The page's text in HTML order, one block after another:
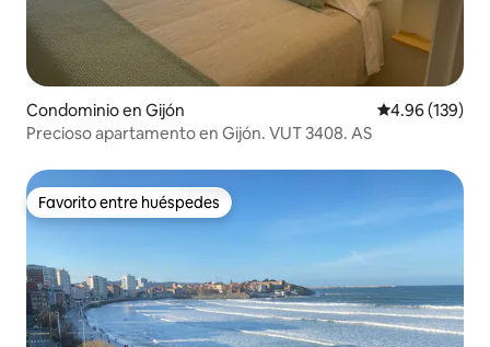
Condominio en Gijón Calificación
4.96 (139)
Precioso apartamento en Gijón. VUT 3408. AS
Favorito entre huéspedes
Favorito entre huéspedes